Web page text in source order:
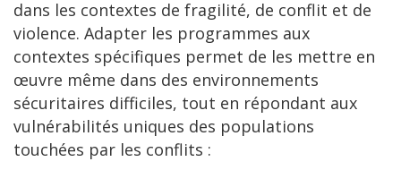
dans les contextes de fragilité, de conflit et de
violence. Adapter les programmes aux
contextes spécifiques permet de les mettre en
œuvre même dans des environnements
sécuritaires difficiles, tout en répondant aux
vulnérabilités uniques des populations
touchées par les conflits :